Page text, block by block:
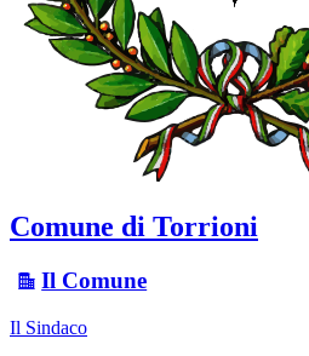
Comune di Torrioni
Il Comune
Il Sindaco